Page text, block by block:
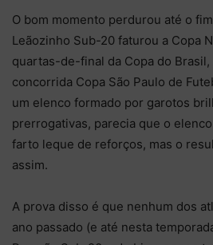
O bom momento perdurou até o
Leãozinho Sub-20 faturou a Copa
quartas-de-final da Copa do
concorrida Copa São Paulo de
um elenco formado por garotos
prerrogativas, parecia que o
farto leque de reforços, mas o
assim.
A prova disso é que nenhum dos
ano passado (e até nesta